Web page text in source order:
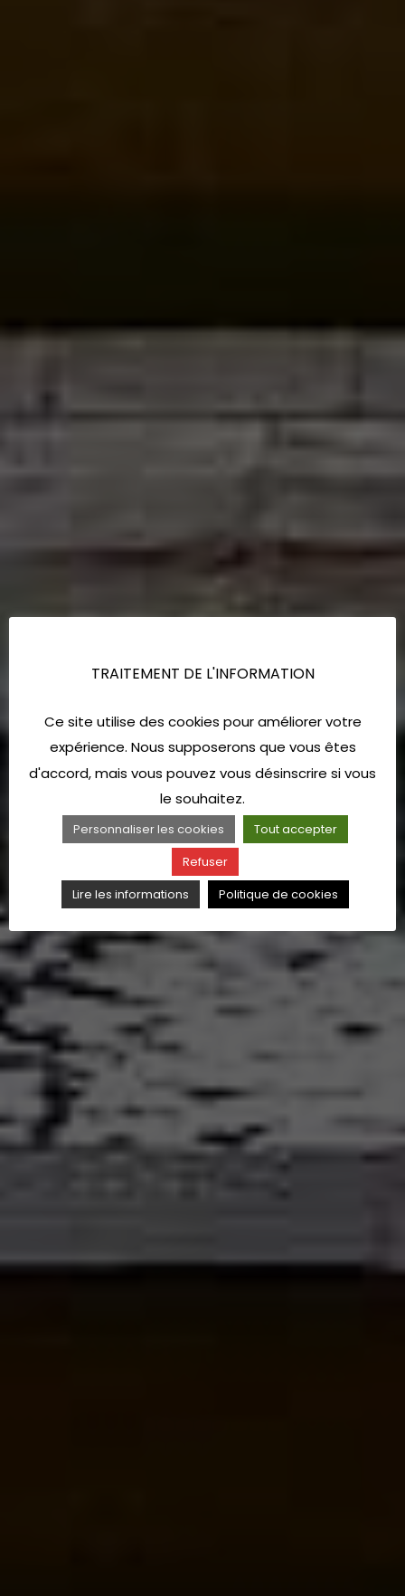
TRAITEMENT DE L'INFORMATION
Ce site utilise des cookies pour améliorer votre
expérience. Nous supposerons que vous êtes
d'accord, mais vous pouvez vous désinscrire si vous
le souhaitez.
Personnaliser les cookies
Tout accepter
Refuser
Lire les informations
Politique de cookies